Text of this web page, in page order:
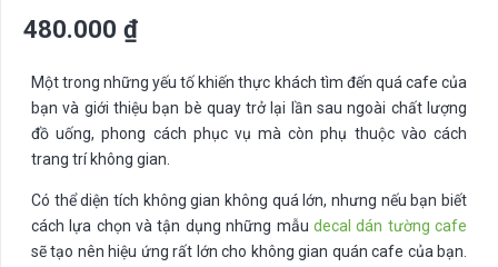
480.000 ₫
Một trong những yếu tố khiến thực khách tìm đến quá cafe của
bạn và giới thiệu bạn bè quay trở lại lần sau ngoài chất lượng
đồ uống, phong cách phục vụ mà còn phụ thuộc vào cách
trang trí không gian.
Có thể diện tích không gian không quá lớn, nhưng nếu bạn biết
cách lựa chọn và tận dụng những mẫu decal dán tường cafe
sẽ tạo nên hiệu ứng rất lớn cho không gian quán cafe của bạn.